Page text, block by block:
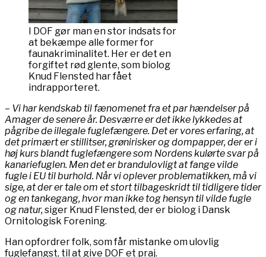
I DOF gør man en stor indsats for
at bekæmpe alle former for
faunakriminalitet. Her er det en
forgiftet rød glente, som biolog
Knud Flensted har fået
indrapporteret.
– Vi har kendskab til fænomenet fra et par hændelser på
Amager de senere år. Desværre er det ikke lykkedes at
pågribe de illegale fuglefængere. Det er vores erfaring, at
det primært er stillitser, grønirisker og dompapper, der er i
høj kurs blandt fuglefængere som Nordens kulørte svar på
kanariefuglen. Men det er brandulovligt at fange vilde
fugle i EU til burhold. Når vi oplever problematikken, må vi
sige, at der er tale om et stort tilbageskridt til tidligere tider
og en tankegang, hvor man ikke tog hensyn til vilde fugle
og natur,siger Knud Flensted, der er biolog i Dansk
Ornitologisk Forening.
Han opfordrer folk, som får mistanke om ulovlig
fuglefangst, til at give DOF et praj.